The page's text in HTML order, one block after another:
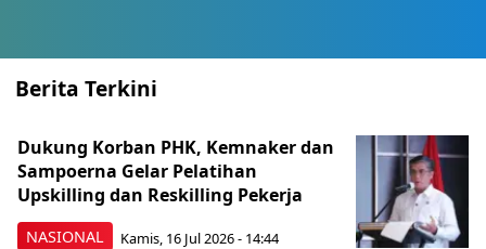
Berita Terkini
NASIONAL
Dukung Korban PHK, Kemnaker dan
Sampoerna Gelar Pelatihan
Upskilling dan Reskilling Pekerja
Kamis, 16 Jul 2026 - 14:44